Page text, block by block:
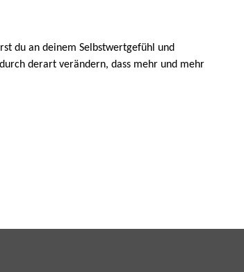
du an deinem Selbstwertgefühl und
derart verändern, dass mehr und mehr